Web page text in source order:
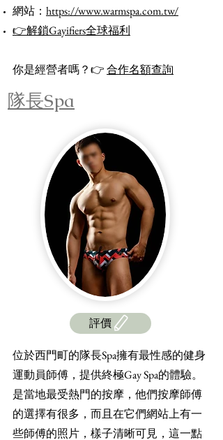
網站： https://www.warmspa.com.tw/
​👉解鎖Gayifiers全球福利
你是經營者嗎？👉合作名額查詢
隊長Spa
評價
位於西門町的隊長Spa擁有最性感的健身
運動員師傅，提供終極Gay Spa的體驗。
是當地最受熱門的按摩，他們按摩師傅
的選擇有很多，而且在它們網站上有一
些師傅的照片，樣子清晰可見，這一點